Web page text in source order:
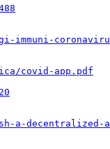
immuni-
covid-app.pdf
a-